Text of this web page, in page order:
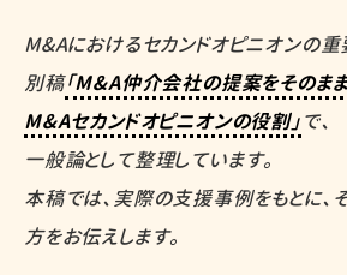
M&Aにおけるセカンドオピニオンの重
別稿「M&A仲介会社の提案をそのま
M&Aセカンドオピニオンの役割」で、
一般論として整理しています。
本稿では、実際の支援事例をもとに
方をお伝えします。